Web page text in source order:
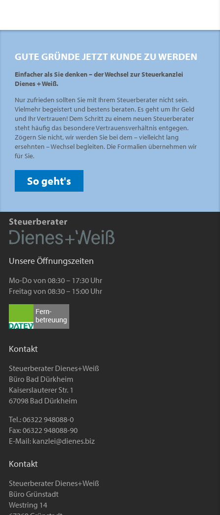
GUTE GRÜNDE JETZT KUNDE ZU WERDEN
Einfacher als Sie denken – der Wechsel zur Steuerkanzlei
Dienes + Weiß.
Nur zufrieden sollten Sie mit Ihrem Steuerberater nicht sein.
Vielmehr begeistert und bestens beraten. Es geht um Ihr Geld
und Ihr Vertrauen! Dem Schritt zu einem neuen Steuerberater
steht häufig das besondere Vertrauensverhältnis entgegen.
Zögern Sie nicht, wir werden Sie bei dem – vielleicht lang
ersehnten – Wechsel begleiten. Die Formalien übernehmen wir
für Sie.
So geht's
Unsere Öffnungszeiten
Mo-Do von 08:30 – 17:30 Uhr
Freitag von 08:30 – 15:00 Uhr
Kontakt
Steuerberater Dienes+Weiß
Büro Bad Dürkheim
Kaiserslauterer Str. 1
67098 Bad Dürkheim
Tel.: 06322 948088-0
Fax: 06322 948088-90
E-Mail: kanzlei@dienes.biz
Kontakt
Steuerberater Dienes+Weiß
Büro Grünstadt
Westring 14